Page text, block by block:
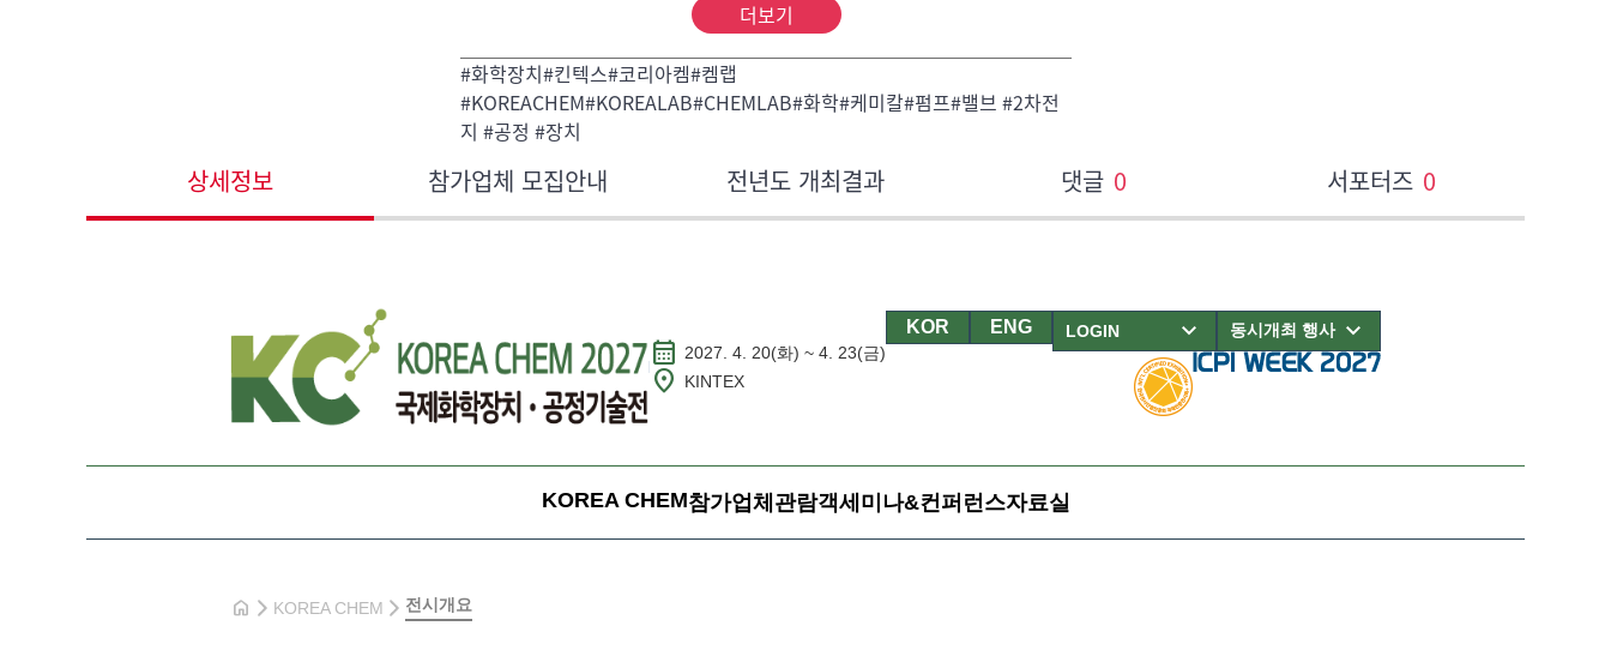
더보기
#화학장치#킨텍스#코리아켐#켐랩
#KOREACHEM#KOREALAB#CHEMLAB#화학#케미칼#펌프#밸브 #2차전
지 #공정 #장치
상세정보 참가업체 모집안내 전년도 개최결과 댓글 0 서포터즈 0